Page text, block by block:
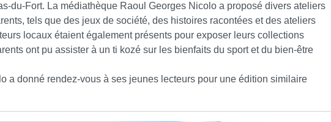
du-Fort. La médiathèque Raoul Georges Nicolo a proposé divers ateliers
tels que des jeux de société, des histoires racontées et des ateliers
locaux étaient également présents pour exposer leurs collections
ont pu assister à un ti kozé sur les bienfaits du sport et du bien-être
a donné rendez-vous à ses jeunes lecteurs pour une édition similaire